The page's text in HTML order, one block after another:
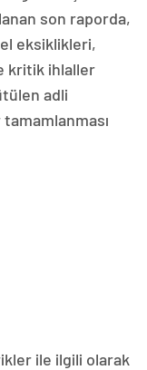
son raporda,
eksiklikleri,
kritik ihlaller
adli
ile ilgili olarak